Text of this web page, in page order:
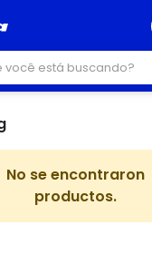
No se encontraron
productos.